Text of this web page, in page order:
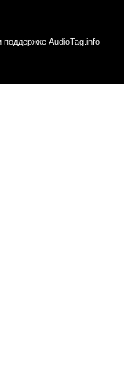
поддержке AudioTag.info